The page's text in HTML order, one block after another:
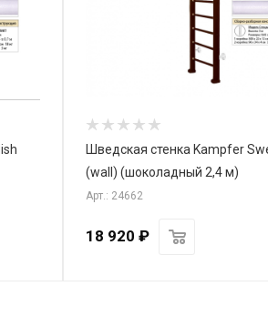
Шведская стенка Kampfer
(wall) (шоколадный 2,4 м)
Арт.: 24662
18 920 ₽